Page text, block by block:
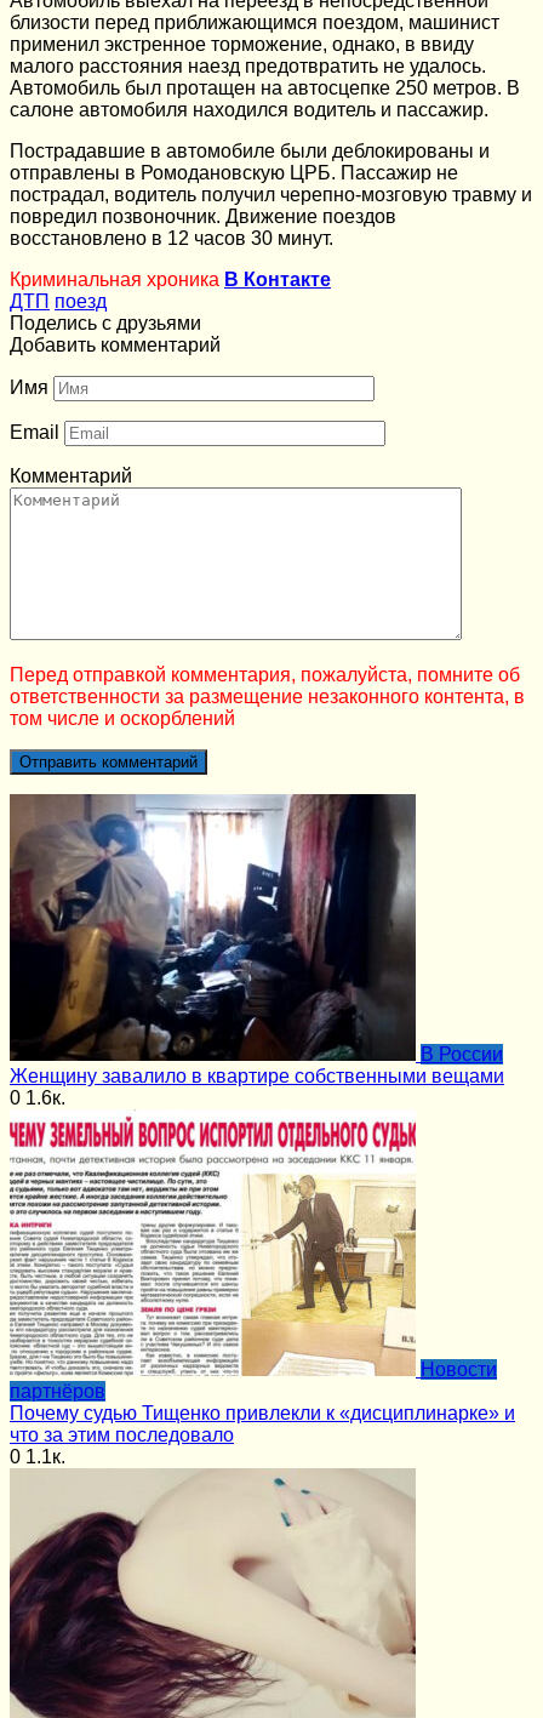
близости перед приближающимся поездом, машинист
применил экстренное торможение, однако, в ввиду
малого расстояния наезд предотвратить не удалось.
Автомобиль был протащен на автосцепке 250 метров. В
салоне автомобиля находился водитель и пассажир.
Пострадавшие в автомобиле были деблокированы и
отправлены в Ромодановскую ЦРБ. Пассажир не
пострадал, водитель получил черепно-мозговую травму и
повредил позвоночник. Движение поездов
восстановлено в 12 часов 30 минут.
Криминальная хроника В Контакте
ДТП поезд
Поделись с друзьями
Добавить комментарий
Имя
Email
Комментарий
Перед отправкой комментария, пожалуйста, помните об
ответственности за размещение незаконного контента, в
том числе и оскорблений
В России
Женщину завалило в квартире собственными вещами
0 1.6к.
Новости
партнёров
Почему судью Тищенко привлекли к «дисциплинарке» и
что за этим последовало
0 1.1к.